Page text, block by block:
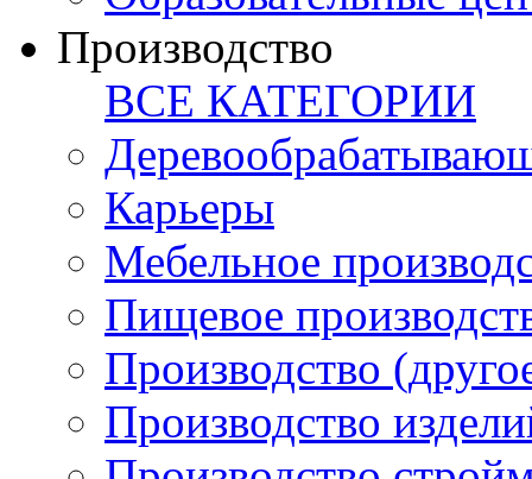
Производство
ВСЕ КАТЕГОРИИ
Карьеры
Мебельное
Пищевое
Производство
Производство